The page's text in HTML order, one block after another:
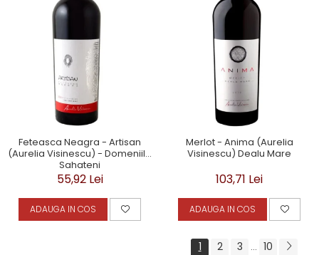
Feteasca Neagra - Artisan
(Aurelia Visinescu) - Domeniile
Sahateni
55,92 Lei
ADAUGA IN COS
Merlot - Anima (Aurelia
Visinescu) Dealu Mare
103,71 Lei
ADAUGA IN COS
1 2 3 ... 10